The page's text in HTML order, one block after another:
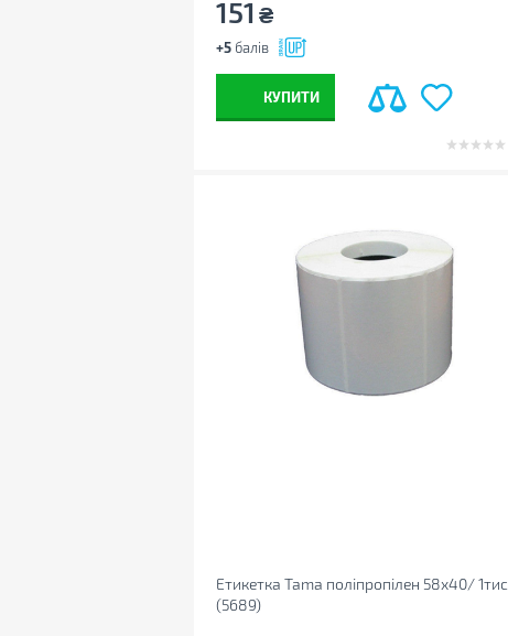
151 ₴
+5 балів
КУПИТИ
Етикетка Tama поліпропілен 58x40/ 1тис
(5689)